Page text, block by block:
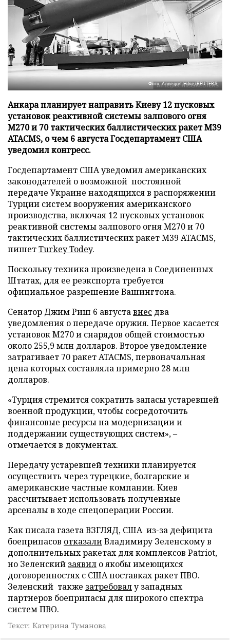
Фото: Annegret Hilse/REUTERS
Анкара планирует направить Киеву 12 пусковых
установок реактивной системы залпового огня
М270 и 70 тактических баллистических ракет М39
ATACMS, о чем 6 августа Госдепартамент США
уведомил конгресс.
Госдепартамент США уведомил американских
законодателей о возможной постоянной
передаче Украине находящихся в распоряжении
Турции систем вооружения американского
производства, включая 12 пусковых установок
реактивной системы залпового огня М270 и 70
тактических баллистических ракет М39 ATACMS,
пишетTurkey Todey.
Поскольку техника произведена в Соединенных
Штатах, для ее реэкспорта требуется
официальное разрешение Вашингтона.
Сенатор Джим Риш 6 августавнес два
уведомления о передаче оружия. Первое касается
установок M270 и снарядов общей стоимостью
около 255,9 млн долларов. Второе уведомление
затрагивает 70 ракет ATACMS, первоначальная
цена которых составляла примерно 28 млн
долларов.
«Турция стремится сократить запасы устаревшей
военной продукции, чтобы сосредоточить
финансовые ресурсы на модернизации и
поддержании существующих систем», –
отмечается в документах.
Передачу устаревшей техники планируется
осуществить через турецкие, болгарские и
американские частные компании. Киев
рассчитывает использовать полученные
арсеналы в ходе спецоперации России.
Как писала газета ВЗГЛЯД, США из-за дефицита
боеприпасов отказалиВладимиру Зеленскому в
дополнительных ракетах для комплексов Patriot,
но Зеленский заявил о якобы имеющихся
договоренностях с США поставках ракет ПВО.
Зеленский также затребовалу западных
партнеров боеприпасы для широкого спектра
систем ПВО.
Текст: Катерина Туманова